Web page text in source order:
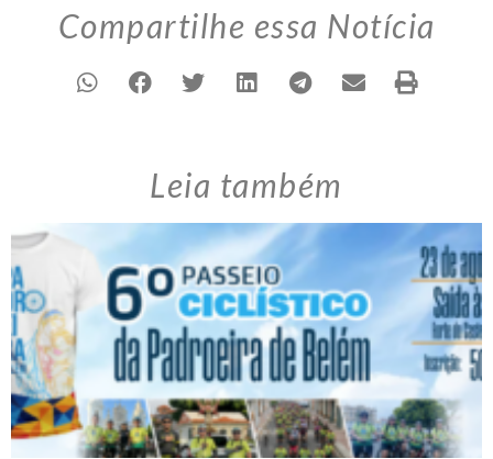
Compartilhe essa Notícia
Leia também